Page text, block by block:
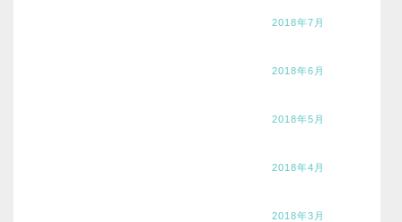
2018年7月
2018年6月
2018年5月
2018年4月
2018年3月